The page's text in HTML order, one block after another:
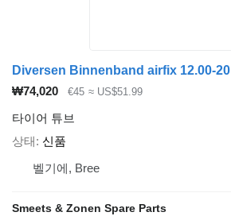
Diversen Binnenband airfix 12.00-20
₩74,020
€45 ≈ US$51.99
타이어 튜브
상태
신품
벨기에, Bree
Smeets & Zonen Spare Parts